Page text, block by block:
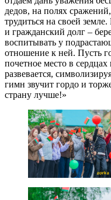
дедов, на полях
трудиться на своей
и гражданский долг –
воспитывать у
отношение к ней. Пусть
почетное место в
развевается,
гимн звучит гордо и
страну лучше!»